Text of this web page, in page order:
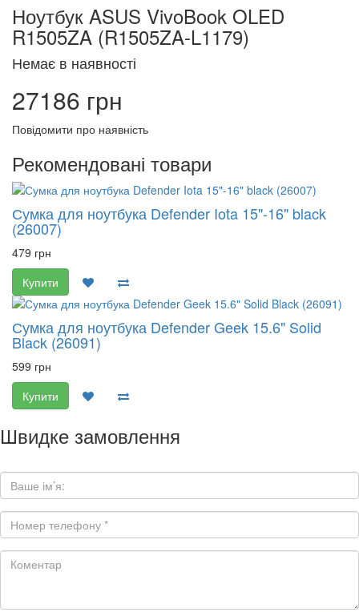
Ноутбук ASUS VivoBook OLED
R1505ZA (R1505ZA-L1179)
Немає в наявності
27186 грн
Повідомити про наявність
Рекомендовані товари
Сумка для ноутбука Defender Iota 15"-16" black
(26007)
479 грн
Купити
Сумка для ноутбука Defender Geek 15.6" Solid
Black (26091)
599 грн
Купити
Швидке замовлення